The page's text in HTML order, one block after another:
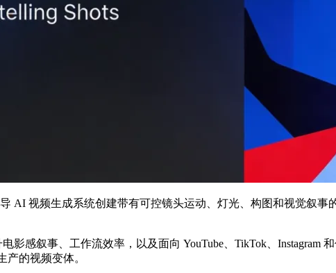
AI 视频生成系统创建带有可控镜头运动、灯光、构图和视觉叙
影感叙事、工作流效率，以及面向 YouTube、TikTok、Instagram
产的视频变体。